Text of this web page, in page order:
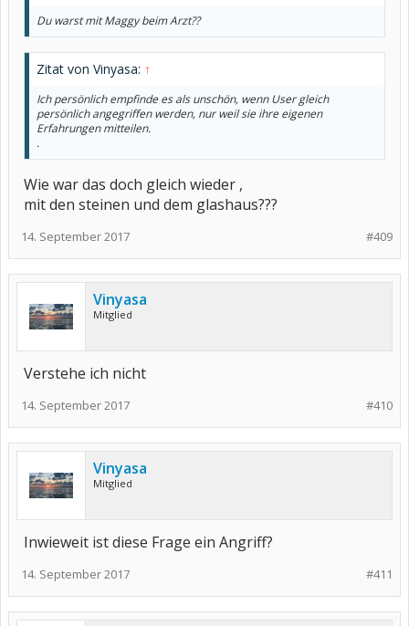
Du warst mit Maggy beim Arzt??
Zitat von Vinyasa: ↑
Ich persönlich empfinde es als unschön, wenn User gleich
persönlich angegriffen werden, nur weil sie ihre eigenen
Erfahrungen mitteilen.
.
Wie war das doch gleich wieder ,
mit den steinen und dem glashaus???
#409
14. September 2017
Vinyasa
Mitglied
Verstehe ich nicht
#410
14. September 2017
Vinyasa
Mitglied
Inwieweit ist diese Frage ein Angriff?
#411
14. September 2017